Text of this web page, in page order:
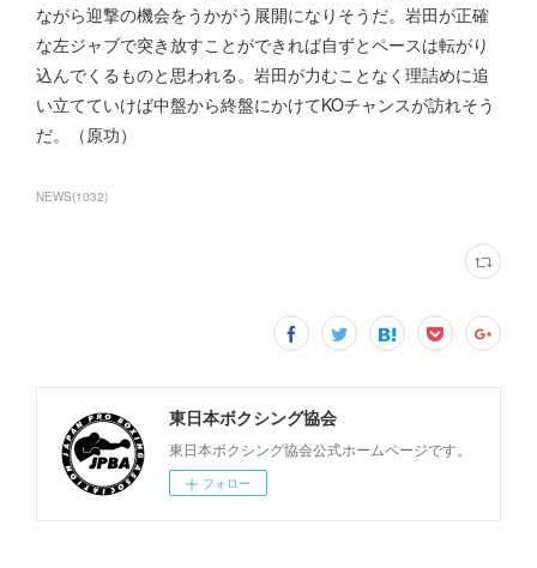
ながら迎撃の機会をうかがう展開になりそうだ。岩田が正確
な左ジャブで突き放すことができれば自ずとペースは転がり
込んでくるものと思われる。岩田が力むことなく理詰めに追
い立てていけば中盤から終盤にかけてKOチャンスが訪れそう
だ。（原功）
NEWS(1032)
東日本ボクシング協会
東日本ボクシング協会公式ホームページです。
フォロー